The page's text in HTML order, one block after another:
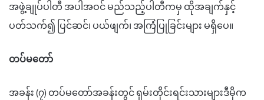
အဖွဲ့ချုပ်ပါတီ အပါအဝင် မည်သည့်ပါတီကမှ ထိုအချက်နှင့်
ပတ်သက်၍ ပြင်ဆင်၊ ပယ်ဖျက်၊ အကြံပြုခြင်းများ မရှိပေ။
တပ်မတော်
အခန်း (၇) တပ်မတော်အခန်းတွင် ရှမ်းတိုင်းရင်းသားများဒီမိုက